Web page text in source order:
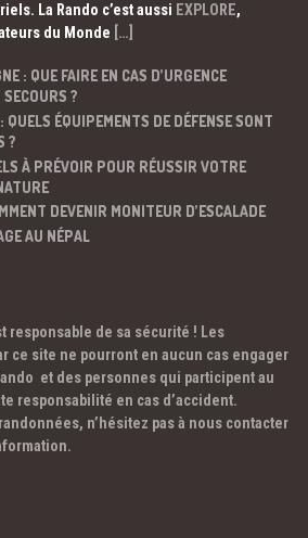
La Rando c’est aussi EXPLORE,
du Monde […]
: QUE FAIRE EN CAS D’URGENCE
?
ÉQUIPEMENTS DE DÉFENSE SONT
?
À PRÉVOIR POUR RÉUSSIR VOTRE
DEVENIR MONITEUR D’ESCALADE
AU NÉPAL
responsable de sa sécurité ! Les
ce site ne pourront en aucun cas engager
et des personnes qui participent au
responsabilité en cas d’accident.
n’hésitez pas à nous contacter